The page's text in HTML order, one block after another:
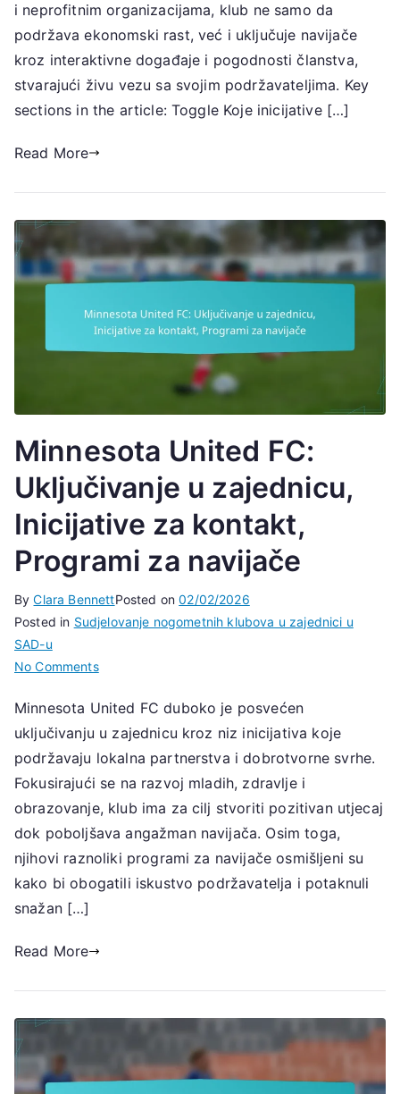
u
zajednici,
partnerstva,
Angažman
navijača
i neprofitnim organizacijama, klub ne samo da
podržava ekonomski rast, već i uključuje navijače
kroz interaktivne događaje i pogodnosti članstva,
stvarajući živu vezu sa svojim podržavateljima. Key
sections in the article: Toggle Koje inicijative […]
Read More
Minnesota United FC:
Uključivanje u zajednicu,
Inicijative za kontakt,
Programi za navijače
ByClara BennettPosted on02/02/2026
Posted in Sudjelovanje nogometnih klubova u zajednici u
SAD-u
No Commentson
United
FC:
Uključivanje
u
zajednicu,
za
kontakt,
Programi
Minnesota United FC duboko je posvećen
uključivanju u zajednicu kroz niz inicijativa koje
podržavaju lokalna partnerstva i dobrotvorne svrhe.
Fokusirajući se na razvoj mladih, zdravlje i
obrazovanje, klub ima za cilj stvoriti pozitivan utjecaj
dok poboljšava angažman navijača. Osim toga,
njihovi raznoliki programi za navijače osmišljeni su
kako bi obogatili iskustvo podržavatelja i potaknuli
snažan […]
Read More